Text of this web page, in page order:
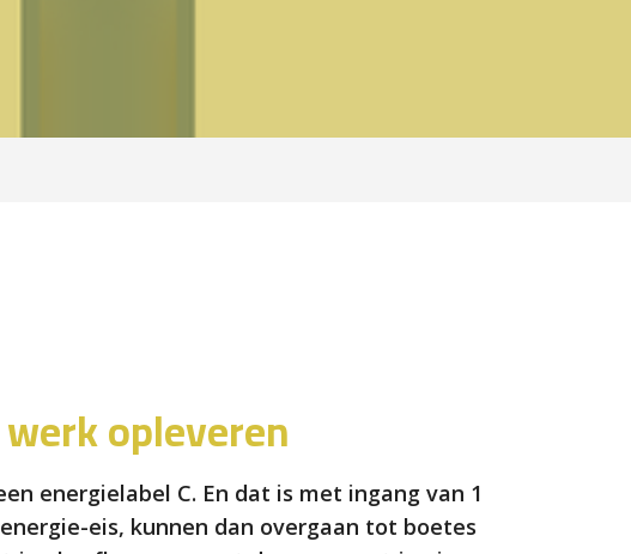
opleveren
energielabel C. En dat is met ingang van 1
eis, kunnen dan overgaan tot boetes